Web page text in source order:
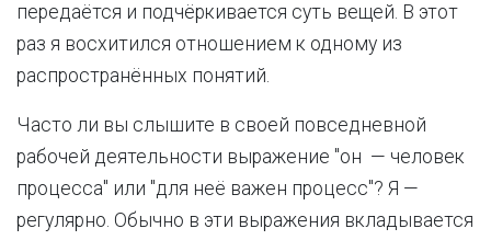
передаётся и подчёркивается суть вещей. В этот
раз я восхитился отношением к одному из
распространённых понятий.
Часто ли вы слышите в своей повседневной
рабочей деятельности выражение "он — человек
процесса" или "для неё важен процесс"? Я —
регулярно. Обычно в эти выражения вкладывается